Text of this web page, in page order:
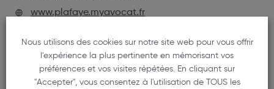
www.plafaye.myavocat.fr
Nous utilisons des cookies sur notre site web pour vous offrir
l'expérience la plus pertinente en mémorisant vos
préférences et vos visites répétées. En cliquant sur
"Accepter", vous consentez à l'utilisation de TOUS les